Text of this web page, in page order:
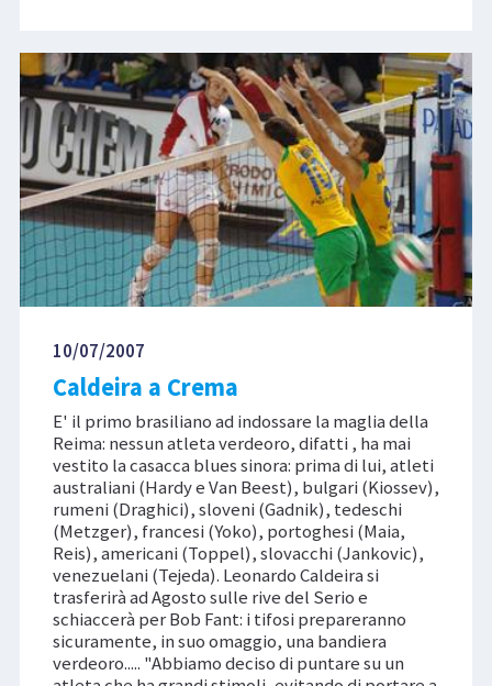
10/07/2007
Caldeira a Crema
E' il primo brasiliano ad indossare la maglia della
Reima: nessun atleta verdeoro, difatti , ha mai
vestito la casacca blues sinora: prima di lui, atleti
australiani (Hardy e Van Beest), bulgari (Kiossev),
rumeni (Draghici), sloveni (Gadnik), tedeschi
(Metzger), francesi (Yoko), portoghesi (Maia,
Reis), americani (Toppel), slovacchi (Jankovic),
venezuelani (Tejeda). Leonardo Caldeira si
trasferirà ad Agosto sulle rive del Serio e
schiaccerà per Bob Fant: i tifosi prepareranno
sicuramente, in suo omaggio, una bandiera
verdeoro..... "Abbiamo deciso di puntare su un